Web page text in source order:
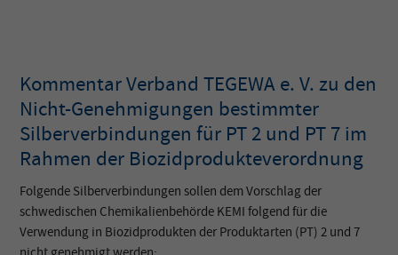
Kommentar Verband TEGEWA e. V. zu den
Nicht-Genehmigungen bestimmter
Silberverbindungen für PT 2 und PT 7 im
Rahmen der Biozidprodukteverordnung
Folgende Silberverbindungen sollen dem Vorschlag der
schwedischen Chemikalienbehörde KEMI folgend für die
Verwendung in Biozidprodukten der Produktarten (PT) 2 und 7